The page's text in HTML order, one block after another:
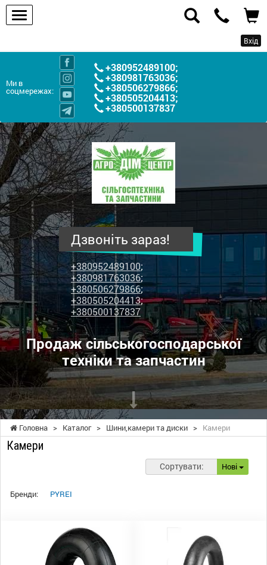
Вхід
Ми в
соцмережах:
+380952489100;
+380981763036;
+380506279866;
+380505204413;
+380500137837
ПП
"Агродім-
центр"
-
продаж
сільськогосподарської
техніки
та
запчастин
Дзвоніть зараз!
+380952489100;
+380981763036;
+380506279866;
+380505204413;
+380500137837
Продаж сільськогосподарської
техніки та запчастин
Головна > Каталог > Шини,камери та диски > Камери
Камери
Сортувати: Нові
Бренди: PYREI